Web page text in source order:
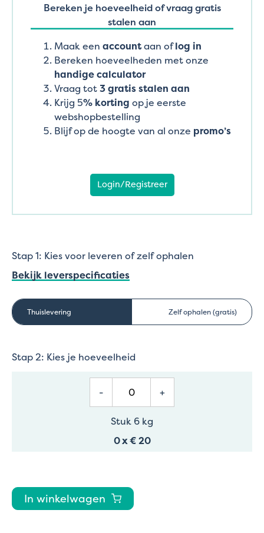
Bereken je hoeveelheid of vraag gratis
stalen aan
Maak een accountaan oflog in
Bereken hoeveelheden met onze
handige calculator
Vraag tot3 gratis stalen aan
Krijg 5% korting op je eerste
webshopbestelling
Blijf op de hoogte van al onze promo’s
Login/Registreer
Stap 1: Kies voor leveren of zelf ophalen
Bekijk leverspecificaties
Thuislevering Zelf ophalen (gratis)
Stap 2: Kies je hoeveelheid
- +
Stuk 6 kg
0x€ 20
In winkelwagen